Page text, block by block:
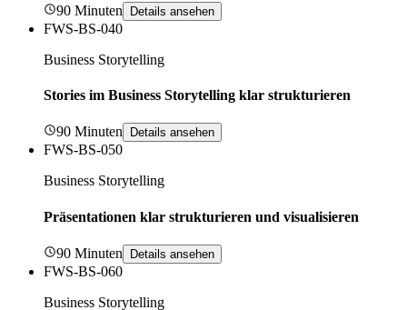
90 Minuten Details ansehen
FWS-BS-040
Business Storytelling
Stories im Business Storytelling klar strukturieren
90 Minuten Details ansehen
FWS-BS-050
Business Storytelling
Präsentationen klar strukturieren und visualisieren
90 Minuten Details ansehen
FWS-BS-060
Business Storytelling